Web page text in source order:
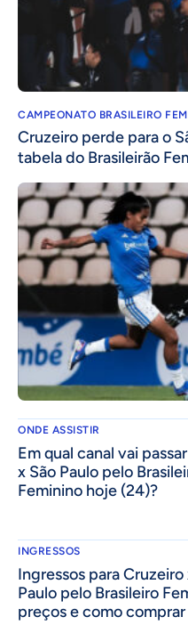
CAMPEONATO BRASILEIRO
Cruzeiro perde para o
tabela do Brasileirão
ONDE ASSISTIR
Em qual canal vai
x São Paulo pelo
Feminino hoje (24)?
INGRESSOS
Ingressos para Cruzeiro
Paulo pelo Brasileiro
preços e como comprar